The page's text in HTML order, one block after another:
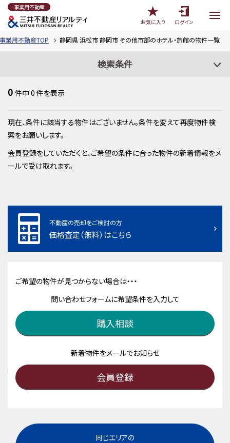
事業用不動産
お気に入り
ログイン
事業用不動産TOP 静岡県 浜松市 静岡市 その他市部のホテル・旅館の物件一覧
検索条件
0 件中0 件を表示
現在、条件に該当する物件はございません。条件を変えて再度物件検
索をお願いします。
会員登録をしていただくと、ご希望の条件に合った物件の新着情報をメ
ールで受け取れます。
不動産の売却をご検討の方
価格査定（無料）はこちら
ご希望の物件が見つからない場合は・・・
問い合わせフォームに希望条件を入力して
購入相談
新着物件をメールでお知らせ
会員登録
同じエリアの